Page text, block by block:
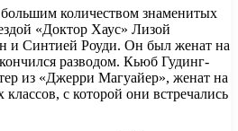
большим количеством знаменитых
«Доктор Хаус» Лизой
и Синтией Роуди. Он был женат на
разводом. Кьюб Гудинг-
из «Джерри Магуайер», женат на
с которой они встречались